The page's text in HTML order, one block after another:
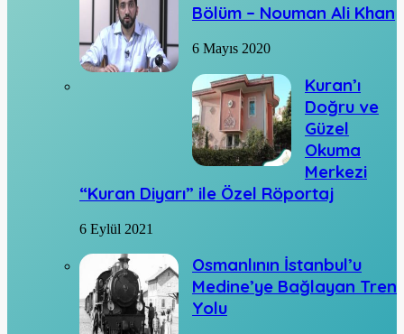
Bölüm – Nouman Ali Khan
6 Mayıs 2020
Kuran’ı
Doğru ve
Güzel
Okuma
Merkezi
“Kuran Diyarı” ile Özel Röportaj
6 Eylül 2021
Osmanlının İstanbul’u
Medine’ye Bağlayan Tren
Yolu